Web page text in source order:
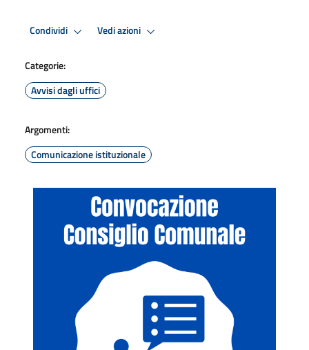
Condividi Vedi azioni
Categorie:
Avvisi dagli uffici
Argomenti:
Comunicazione istituzionale